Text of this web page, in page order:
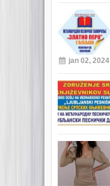
jan 02, 2024